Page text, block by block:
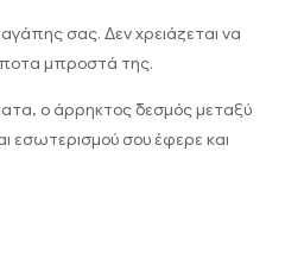
σας. Δεν χρειάζεται να
μπροστά της.
ο άρρηκτος δεσμός μεταξύ
εσωτερισμού σου έφερε και